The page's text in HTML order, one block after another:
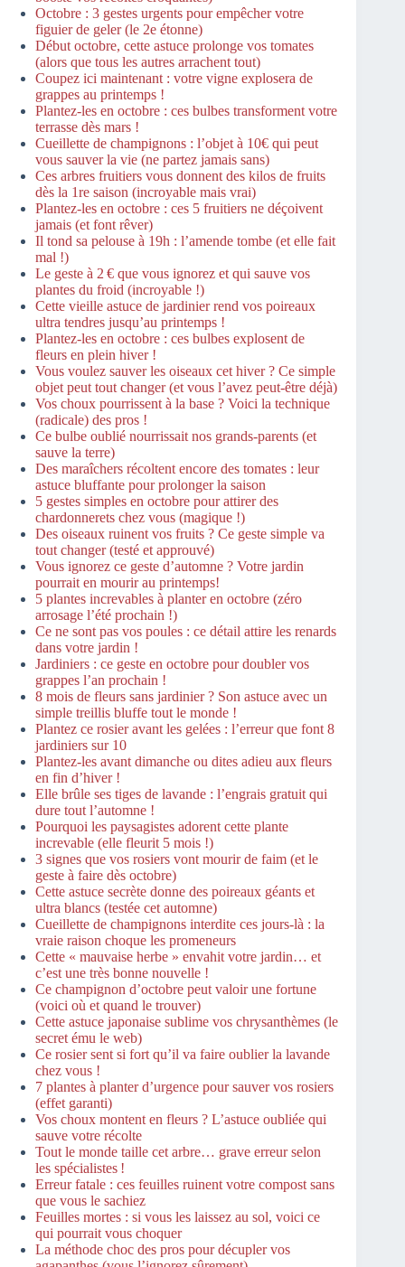
Octobre : 3 gestes urgents pour empêcher votre
figuier de geler (le 2e étonne)
Début octobre, cette astuce prolonge vos tomates
(alors que tous les autres arrachent tout)
Coupez ici maintenant : votre vigne explosera de
grappes au printemps !
Plantez-les en octobre : ces bulbes transforment votre
terrasse dès mars !
Cueillette de champignons : l’objet à 10€ qui peut
vous sauver la vie (ne partez jamais sans)
Ces arbres fruitiers vous donnent des kilos de fruits
dès la 1re saison (incroyable mais vrai)
Plantez-les en octobre : ces 5 fruitiers ne déçoivent
jamais (et font rêver)
Il tond sa pelouse à 19h : l’amende tombe (et elle fait
mal !)
Le geste à 2 € que vous ignorez et qui sauve vos
plantes du froid (incroyable !)
Cette vieille astuce de jardinier rend vos poireaux
ultra tendres jusqu’au printemps !
Plantez-les en octobre : ces bulbes explosent de
fleurs en plein hiver !
Vous voulez sauver les oiseaux cet hiver ? Ce simple
objet peut tout changer (et vous l’avez peut-être déjà)
Vos choux pourrissent à la base ? Voici la technique
(radicale) des pros !
Ce bulbe oublié nourrissait nos grands-parents (et
sauve la terre)
Des maraîchers récoltent encore des tomates : leur
astuce bluffante pour prolonger la saison
5 gestes simples en octobre pour attirer des
chardonnerets chez vous (magique !)
Des oiseaux ruinent vos fruits ? Ce geste simple va
tout changer (testé et approuvé)
Vous ignorez ce geste d’automne ? Votre jardin
pourrait en mourir au printemps!
5 plantes increvables à planter en octobre (zéro
arrosage l’été prochain !)
Ce ne sont pas vos poules : ce détail attire les renards
dans votre jardin !
Jardiniers : ce geste en octobre pour doubler vos
grappes l’an prochain !
8 mois de fleurs sans jardinier ? Son astuce avec un
simple treillis bluffe tout le monde !
Plantez ce rosier avant les gelées : l’erreur que font 8
jardiniers sur 10
Plantez-les avant dimanche ou dites adieu aux fleurs
en fin d’hiver !
Elle brûle ses tiges de lavande : l’engrais gratuit qui
dure tout l’automne !
Pourquoi les paysagistes adorent cette plante
increvable (elle fleurit 5 mois !)
3 signes que vos rosiers vont mourir de faim (et le
geste à faire dès octobre)
Cette astuce secrète donne des poireaux géants et
ultra blancs (testée cet automne)
Cueillette de champignons interdite ces jours-là : la
vraie raison choque les promeneurs
Cette « mauvaise herbe » envahit votre jardin… et
c’est une très bonne nouvelle !
Ce champignon d’octobre peut valoir une fortune
(voici où et quand le trouver)
Cette astuce japonaise sublime vos chrysanthèmes (le
secret ému le web)
Ce rosier sent si fort qu’il va faire oublier la lavande
chez vous !
7 plantes à planter d’urgence pour sauver vos rosiers
(effet garanti)
Vos choux montent en fleurs ? L’astuce oubliée qui
sauve votre récolte
Tout le monde taille cet arbre… grave erreur selon
les spécialistes !
Erreur fatale : ces feuilles ruinent votre compost sans
que vous le sachiez
Feuilles mortes : si vous les laissez au sol, voici ce
qui pourrait vous choquer
La méthode choc des pros pour décupler vos